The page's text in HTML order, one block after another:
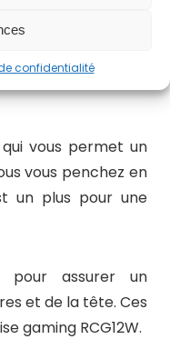
confidentialité
d’angle avec
vous permet un
vous penchez en
un plus pour une
pour assurer un
et de la tête. Ces
gaming RCG12W.